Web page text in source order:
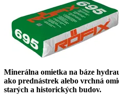
Minerálna omietka na báze
ako prednástrek alebo vrchná
starých a historických budov.